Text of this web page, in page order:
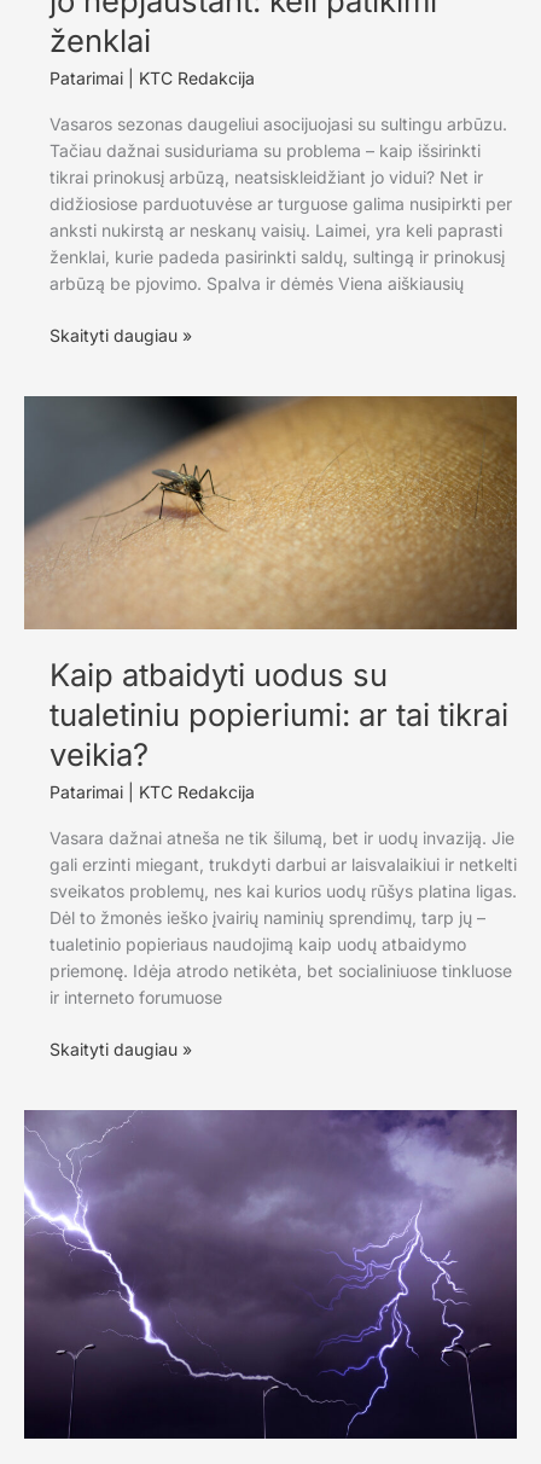
ženklai
Patarimai KTC Redakcija
Vasaros sezonas daugeliui asocijuojasi su sultingu arbūzu.
Tačiau dažnai susiduriama su problema – kaip išsirinkti
tikrai prinokusį arbūzą, neatsiskleidžiant jo vidui? Net ir
didžiosiose parduotuvėse ar turguose galima nusipirkti per
anksti nukirstą ar neskanų vaisių. Laimei, yra keli paprasti
ženklai, kurie padeda pasirinkti saldų, sultingą ir prinokusį
arbūzą be pjovimo. Spalva ir dėmės Viena aiškiausių
Kaip
nepjaustant:
patikimi
ženklai
Skaityti daugiau »
Kaip atbaidyti uodus su
tualetiniu popieriumi: ar tai tikrai
veikia?
Patarimai KTC Redakcija
Vasara dažnai atneša ne tik šilumą, bet ir uodų invaziją. Jie
gali erzinti miegant, trukdyti darbui ar laisvalaikiui ir netkelti
sveikatos problemų, nes kai kurios uodų rūšys platina ligas.
Dėl to žmonės ieško įvairių naminių sprendimų, tarp jų –
tualetinio popieriaus naudojimą kaip uodų atbaidymo
priemonę. Idėja atrodo netikėta, bet socialiniuose tinkluose
ir interneto forumuose
Kaip
tualetiniu
popieriumi:
ar
tai
tikrai
Skaityti daugiau »